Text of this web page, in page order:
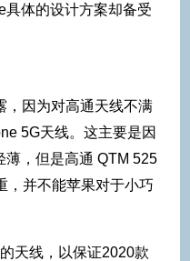
体的设计方案却备受
，因为对高通天线不满
5G天线。这主要是因
，但是高通 QTM 525
，并不能苹果对于小巧
天线，以保证2020款